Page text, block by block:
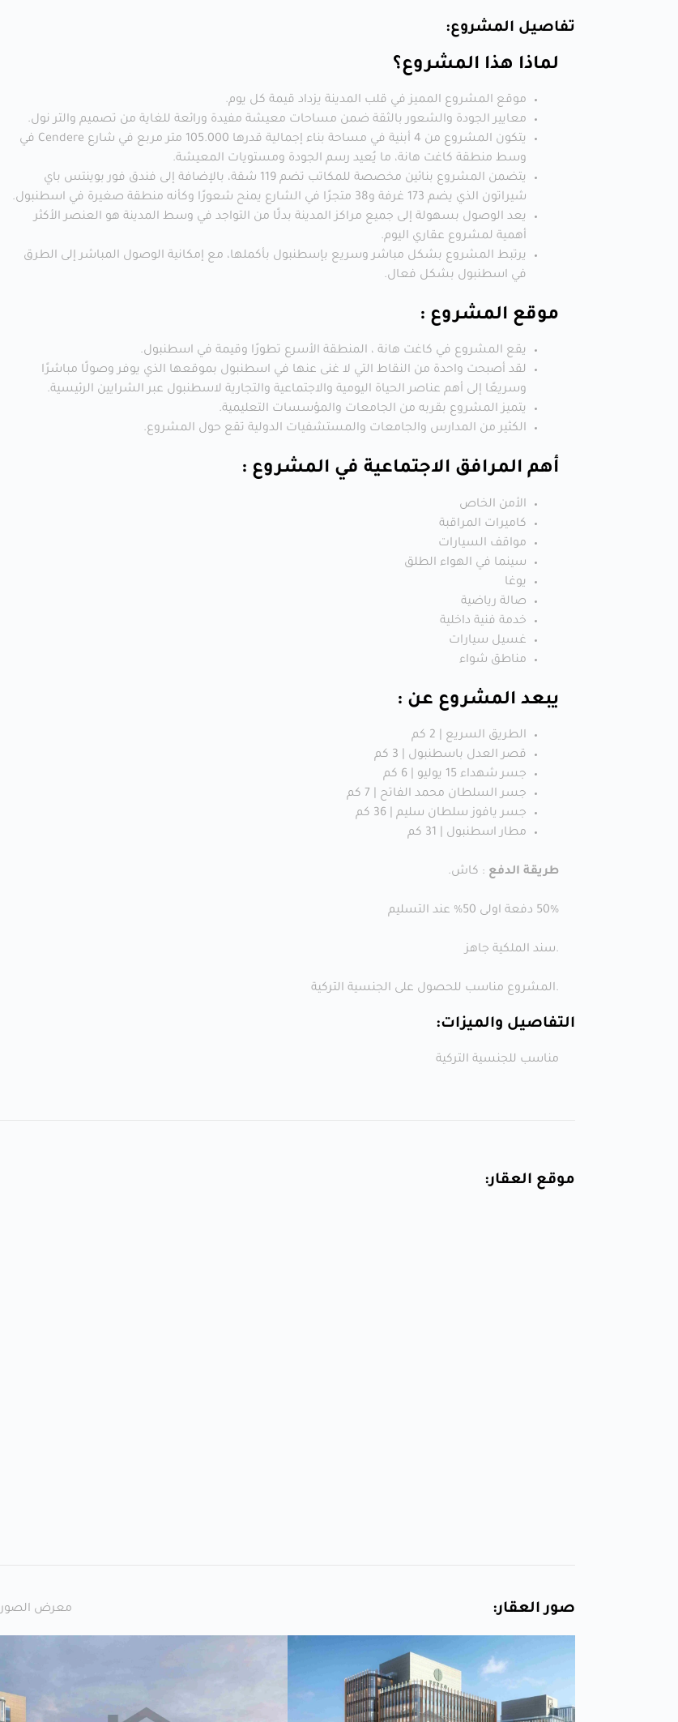
تفاصيل المشروع:
لماذا هذا المشروع؟
موقع المشروع المميز في قلب المدينة يزداد قيمة كل يوم.
معايير الجودة والشعور بالثقة ضمن مساحات معيشة مفيدة ورائعة للغاية من تصميم والتر نول.
يتكون المشروع من 4 أبنية في مساحة بناء إجمالية قدرها 105.000 متر مربع في شارع Cendere في
وسط منطقة كاغت هانة، ما يُعيد رسم الجودة ومستويات المعيشة.
يتضمن المشروع بنائين مخصصة للمكاتب تضم 119 شقة، بالإضافة إلى فندق فور بوينتس باي
شيراتون الذي يضم 173 غرفة و38 متجرًا في الشارع يمنح شعورًا وكأنه منطقة صغيرة في اسطنبول.
يعد الوصول بسهولة إلى جميع مراكز المدينة بدلًا من التواجد في وسط المدينة هو العنصر الأكثر
أهمية لمشروع عقاري اليوم.
يرتبط المشروع بشكل مباشر وسريع بإسطنبول بأكملها، مع إمكانية الوصول المباشر إلى الطرق
في اسطنبول بشكل فعال.
موقع المشروع :
يقع المشروع في كاغت هانة ، المنطقة الأسرع تطورًا وقيمة في اسطنبول.
لقد أصبحت واحدة من النقاط التي لا غنى عنها في اسطنبول بموقعها الذي يوفر وصولًا مباشرًا
وسريعًا إلى أهم عناصر الحياة اليومية والاجتماعية والتجارية لاسطنبول عبر الشرايين الرئيسية.
يتميز المشروع بقربه من الجامعات والمؤسسات التعليمية.
الكثير من المدارس والجامعات والمستشفيات الدولية تقع حول المشروع.
أهم المرافق الاجتماعية في المشروع :
الأمن الخاص
كاميرات المراقبة
مواقف السيارات
سينما في الهواء الطلق
يوغا
صالة رياضية
خدمة فنية داخلية
غسيل سيارات
مناطق شواء
يبعد المشروع عن :
الطريق السريع | 2 كم
قصر العدل باسطنبول | 3 كم
جسر شهداء 15 يوليو | 6 كم
جسر السلطان محمد الفاتح | 7 كم
جسر يافوز سلطان سليم | 36 كم
مطار اسطنبول | 31 كم
طريقة الدفع : كاش.
50% دفعة اولى 50% عند التسليم
.سند الملكية جاهز
.المشروع مناسب للحصول على الجنسية التركية
التفاصيل والميزات:
مناسب للجنسية التركية
موقع العقار:
صور العقار: معرض الصور